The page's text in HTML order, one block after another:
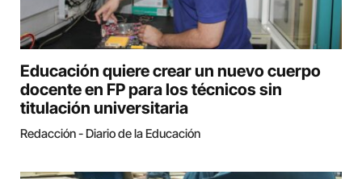
Educación quiere crear un nuevo cuerpo
docente en FP para los técnicos sin
titulación universitaria
Redacción - Diario de la Educación